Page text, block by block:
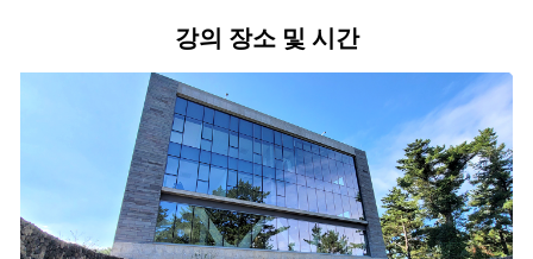
강의 장소 및 시간